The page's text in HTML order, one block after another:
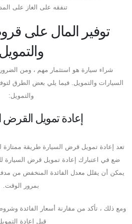
تنفقه على الغاز على
توفير المال على
والتمويل
شراء سيارة هو استثمار مهم ، ومن
السيارات والتمويل. فيما يلي بعض الطرق
والتمويل:
إعادة تمويل
تعد إعادة تمويل قرض السيارة طريقة ممتازة
ضع في اعتبارك إعادة تمويل قرض السيارة
يمكن أن يقلل معدل الفائدة المنخفض من
بمرور الوقت.
ومع ذلك ، تأكد من مقارنة أسعار الفائدة
قبل إعادة